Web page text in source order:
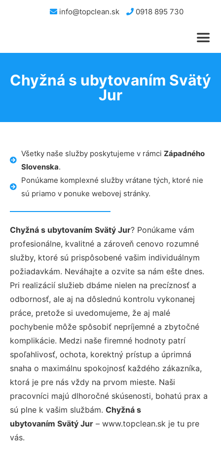
info@topclean.sk 0918 895 730
Chyžná s ubytovaním Svätý
Jur
Všetky naše služby poskytujeme v rámci Západného
Slovenska.
Ponúkame komplexné služby vrátane tých, ktoré nie
sú priamo v ponuke webovej stránky.
Chyžná s ubytovaním Svätý Jur? Ponúkame vám
profesionálne, kvalitné a zároveň cenovo rozumné
služby, ktoré sú prispôsobené vašim individuálnym
požiadavkám. Neváhajte a ozvite sa nám ešte dnes.
Pri realizácií služieb dbáme nielen na precíznosť a
odbornosť, ale aj na dôslednú kontrolu vykonanej
práce, pretože si uvedomujeme, že aj malé
pochybenie môže spôsobiť nepríjemné a zbytočné
komplikácie. Medzi naše firemné hodnoty patrí
spoľahlivosť, ochota, korektný prístup a úprimná
snaha o maximálnu spokojnosť každého zákazníka,
ktorá je pre nás vždy na prvom mieste. Naši
pracovníci majú dlhoročné skúsenosti, bohatú prax a
sú plne k vašim službám. Chyžná s
ubytovaním Svätý Jur – www.topclean.sk je tu pre
vás.